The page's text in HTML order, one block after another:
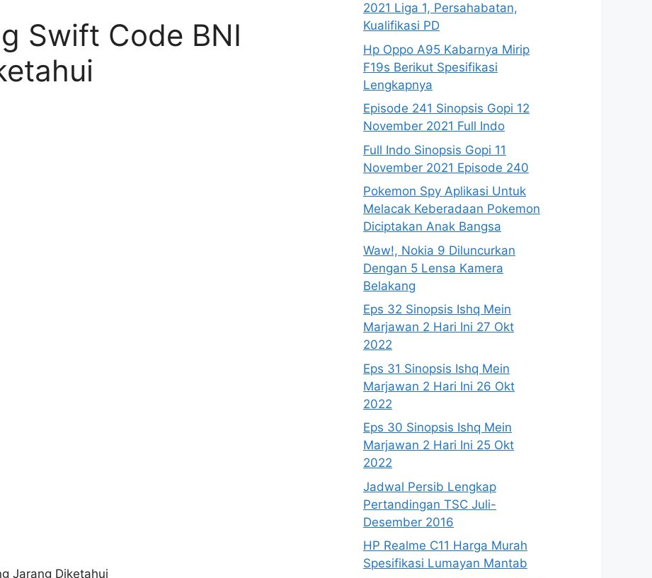
Swift Code BNI
2021 Liga 1, Persahabatan,
Kualifikasi PD
Hp Oppo A95 Kabarnya Mirip
F19s Berikut Spesifikasi
Lengkapnya
Episode 241 Sinopsis Gopi 12
November 2021 Full Indo
Full Indo Sinopsis Gopi 11
November 2021 Episode 240
Pokemon Spy Aplikasi Untuk
Melacak Keberadaan Pokemon
Diciptakan Anak Bangsa
Waw!, Nokia 9 Diluncurkan
Dengan 5 Lensa Kamera
Belakang
Eps 32 Sinopsis Ishq Mein
Marjawan 2 Hari Ini 27 Okt
2022
Eps 31 Sinopsis Ishq Mein
Marjawan 2 Hari Ini 26 Okt
2022
Eps 30 Sinopsis Ishq Mein
Marjawan 2 Hari Ini 25 Okt
2022
Jadwal Persib Lengkap
Pertandingan TSC Juli-
Desember 2016
HP Realme C11 Harga Murah
Spesifikasi Lumayan Mantab